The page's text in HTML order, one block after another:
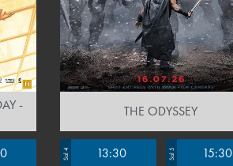
- THE ODYSSEY
Sal 4 13:30 Sal 5 15:30